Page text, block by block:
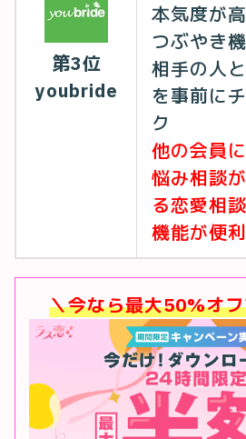
第3位
youbride
本気度が高
つぶやき
相手の人
を事前に
ク
他の会員
悩み相談
る恋愛相
機能が便利
＼今なら最大50%オ